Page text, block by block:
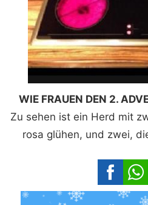
WIE FRAUEN DEN 2.
Zu sehen ist ein Herd mit
rosa glühen, und zwei,